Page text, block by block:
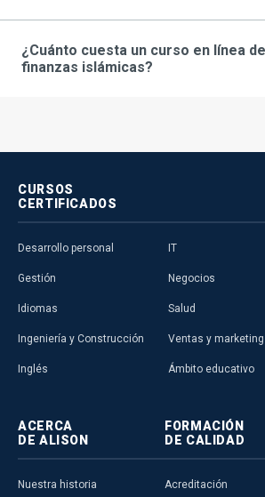
¿Cuánto cuesta un curso en línea
finanzas islámicas?
CURSOS
CERTIFICADOS
Desarrollo personal
Gestión
Idiomas
Ingeniería y Construcción
Inglés
IT
Negocios
Salud
Ventas y marketing
Ámbito educativo
ACERCA
DE ALISON
Nuestra historia
FORMACIÓN
DE CALIDAD
Acreditación